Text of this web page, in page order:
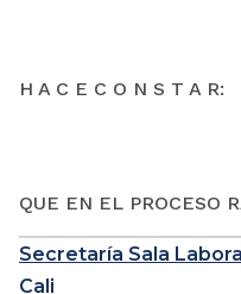
H A C E C O N S T A R:
QUE EN EL PROCESO
Secretaría Sala
Cali